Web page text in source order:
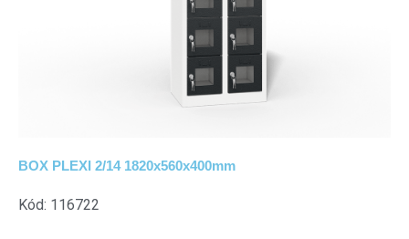
BOX PLEXI 2/14 1820x560x400mm
Kód: 116722